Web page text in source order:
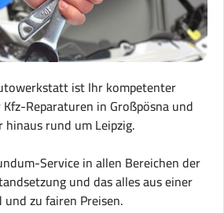
ist Ihr kompetenter
Reparaturen in Großpösna und
hinaus rund um Leipzig.
Service in allen Bereichen der
und das alles aus einer
und zu fairen Preisen.